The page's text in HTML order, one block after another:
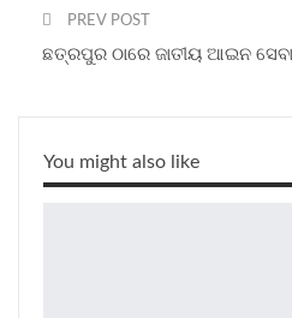
PREV POST
ଛତ୍ରପୁର ଠାରେ ଜାତୀୟ ଆଇନ
You might also like